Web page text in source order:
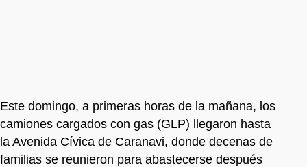
Este domingo, a primeras horas de la mañana, los
camiones cargados con gas (GLP) llegaron hasta
la Avenida Cívica de Caranavi, donde decenas de
familias se reunieron para abastecerse después